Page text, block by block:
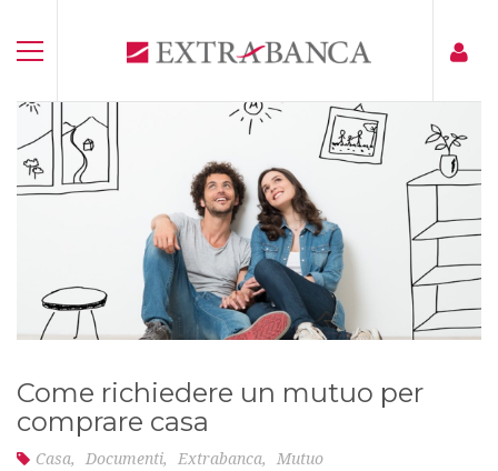
Come richiedere un mutuo per
comprare casa
Casa, Documenti, Extrabanca, Mutuo